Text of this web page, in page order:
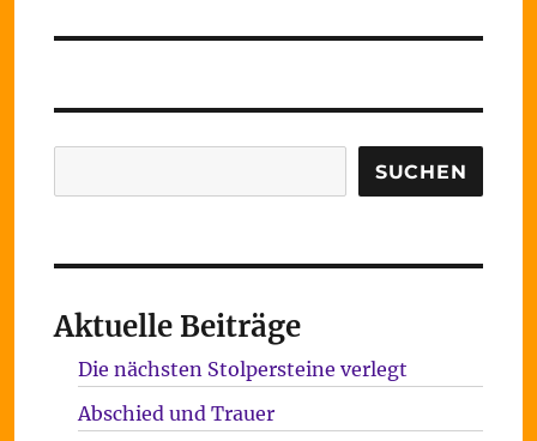
SUCHEN
Aktuelle Beiträge
Die nächsten Stolpersteine verlegt
Abschied und Trauer